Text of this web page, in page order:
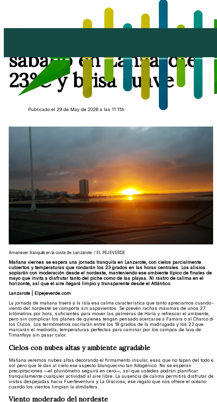
sábado en Lanzarote:
23°C y brisa suave
Publicado el 29 de May de 2026 a las 11:15h
Amanecer tranquilo en la costa de Lanzarote. / EL PEJEVERDE
Mañana viernes se espera una jornada tranquila en Lanzarote, con cielos parcialmente
cubiertos y temperaturas que rondarán los 23 grados en las horas centrales. Los alisios
soplarán con moderación desde el nordeste, manteniendo ese ambiente típico de finales de
mayo que invita a disfrutar tanto del piche como de las playas. Ni rastro de calima en el
horizonte, así que el aire llegará limpio y transparente desde el Atlántico.
Lanzarote | Elpejeverde.com
La jornada de mañana traerá a la isla esa calma característica que tanto apreciamos cuando el
viento del nordeste se comporta sin aspavientos. Se prevén rachas máximas de unos 27
kilómetros por hora, suficientes para mover las palmeras de Haría y refrescar el ambiente,
pero sin complicar los planes de quienes tengan pensado acercarse a Famara o al Charco de
los Clicos. Los termómetros oscilarán entre los 18 grados de la madrugada y los 23 que
marcarán el mediodía, temperaturas perfectas para caminar por los campos de lava de
Timanfaya sin pasar calor.
Cielos con nubes altas y ambiente agradable
Mañana veremos nubes altas decorando el firmamento insular, esas que no tapan del todo el
sol pero que le dan al cielo ese aspecto blanquecino tan fotogénico. No se esperan
precipitaciones —el pluviómetro seguirá en cero—, así que ustedes podrán planificar
tranquilamente cualquier actividad al aire libre. La ausencia de calima permitirá disfrutar de
vistas despejadas hacia Fuerteventura y La Graciosa, ese regalo que nos ofrece el océano
cuando los vientos limpian la atmósfera.
Viento moderado del nordeste